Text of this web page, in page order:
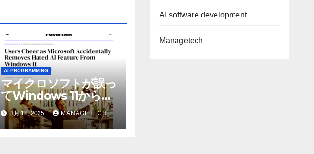
AI PROGRAMMING
マイクロソフトが誤っ
てWindows 11から嫌
われているAI機能を削
除したことにユーザー
が歓喜
3月 18, 2025 MANAGETECH
AI software development
Managetech